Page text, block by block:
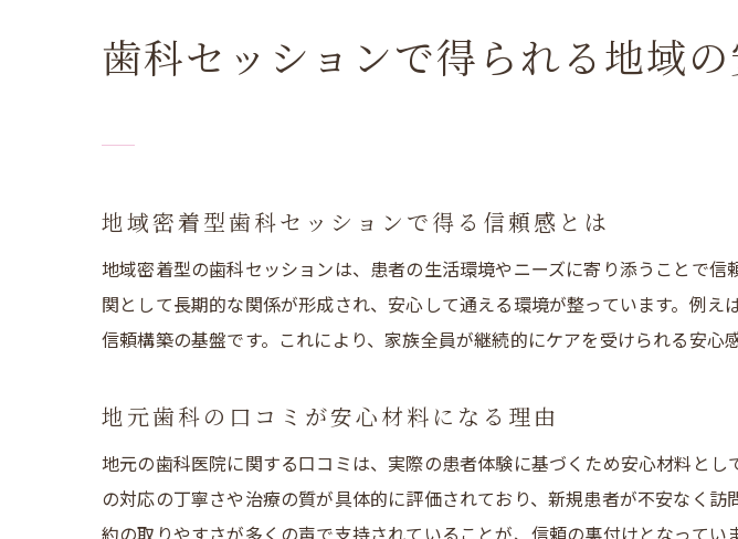
歯科セッションで得られる地域
地域密着型歯科セッションで得る信頼感とは
地域密着型の歯科セッションは、患者の生活環境やニーズに寄り添うことで
関として長期的な関係が形成され、安心して通える環境が整っています。例
信頼構築の基盤です。これにより、家族全員が継続的にケアを受けられる安心
地元歯科の口コミが安心材料になる理由
地元の歯科医院に関する口コミは、実際の患者体験に基づくため安心材料と
の対応の丁寧さや治療の質が具体的に評価されており、新規患者が不安なく
約の取りやすさが多くの声で支持されていることが、信頼の裏付けとなっていま